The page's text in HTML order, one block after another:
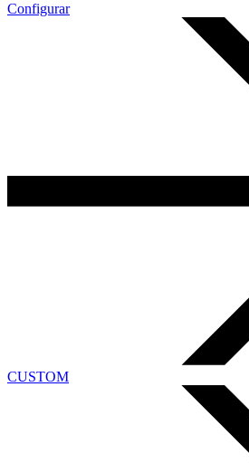
Configurar
CUSTOM